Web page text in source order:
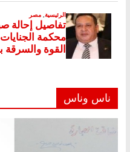
ناس وناس